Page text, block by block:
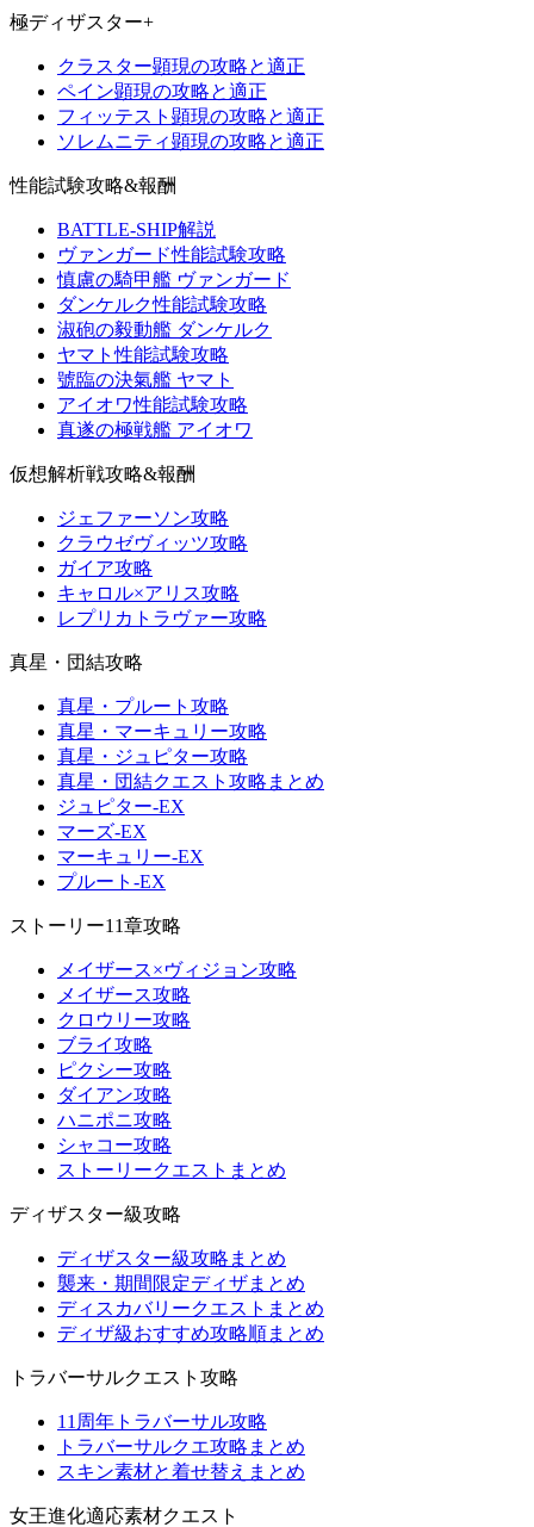
極ディザスター+
クラスター顕現の攻略と適正
ペイン顕現の攻略と適正
フィッテスト顕現の攻略と適正
ソレムニティ顕現の攻略と適正
性能試験攻略&報酬
BATTLE-SHIP解説
ヴァンガード性能試験攻略
慎慮の騎甲艦 ヴァンガード
ダンケルク性能試験攻略
淑砲の毅動艦 ダンケルク
ヤマト性能試験攻略
號臨の決氣艦 ヤマト
アイオワ性能試験攻略
真遂の極戦艦 アイオワ
仮想解析戦攻略&報酬
ジェファーソン攻略
クラウゼヴィッツ攻略
ガイア攻略
キャロル×アリス攻略
レプリカトラヴァー攻略
真星・団結攻略
真星・プルート攻略
真星・マーキュリー攻略
真星・ジュピター攻略
真星・団結クエスト攻略まとめ
ジュピター-EX
マーズ-EX
マーキュリー-EX
プルート-EX
ストーリー11章攻略
メイザース×ヴィジョン攻略
メイザース攻略
クロウリー攻略
ブライ攻略
ピクシー攻略
ダイアン攻略
ハニポニ攻略
シャコー攻略
ストーリークエストまとめ
ディザスター級攻略
ディザスター級攻略まとめ
襲来・期間限定ディザまとめ
ディスカバリークエストまとめ
ディザ級おすすめ攻略順まとめ
トラバーサルクエスト攻略
11周年トラバーサル攻略
トラバーサルクエ攻略まとめ
スキン素材と着せ替えまとめ
女王進化適応素材クエスト